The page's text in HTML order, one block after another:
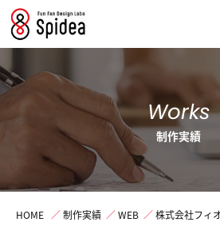
Works
制作実績
HOME ／制作実績 ／WEB ／株式会社フィ